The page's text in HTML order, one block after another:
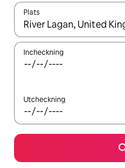
Plats
När resultaten är
Incheckning
Utcheckning